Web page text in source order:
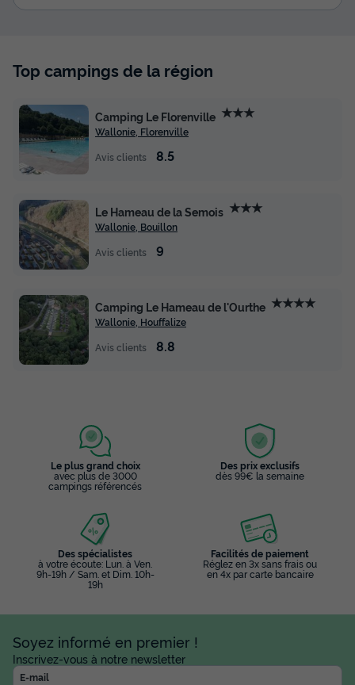
Top campings de la région
Camping Le Florenville ★★★
Wallonie, Florenville
Avis clients
8.5
Le Hameau de la Semois ★★★
Wallonie, Bouillon
Avis clients
9
Camping Le Hameau de l'Ourthe ★★★★
Wallonie, Houffalize
Avis clients
8.8
Le plus grand choix
avec plus de 3000
campings référencés
Des prix exclusifs
dès 99€ la semaine
Des spécialistes
à votre écoute: Lun. à Ven.
9h-19h / Sam. et Dim. 10h-
19h
Facilités de paiement
Réglez en 3x sans frais ou
en 4x par carte bancaire
Soyez informé en premier !
Inscrivez-vous à notre newsletter
E-mail